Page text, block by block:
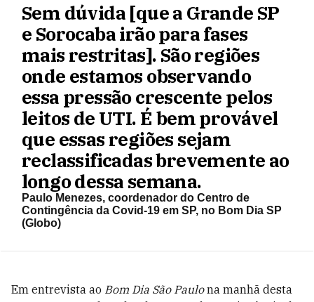
Sem dúvida [que a Grande SP
e Sorocaba irão para fases
mais restritas]. São regiões
onde estamos observando
essa pressão crescente pelos
leitos de UTI. É bem provável
que essas regiões sejam
reclassificadas brevemente ao
longo dessa semana.
Paulo Menezes, coordenador do Centro de
Contingência da Covid-19 em SP, no Bom Dia SP
(Globo)
Em entrevista ao Bom Dia São Paulona manhã desta